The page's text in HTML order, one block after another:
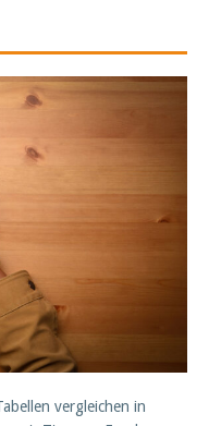
vergleichen in